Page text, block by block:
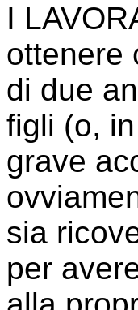
I
ottenere
di due
figli (o,
grave
sia
per